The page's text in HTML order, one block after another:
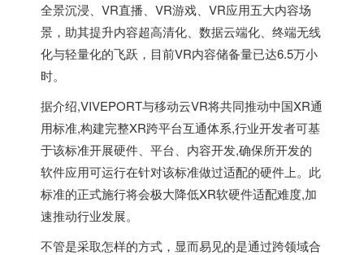
全景沉浸、VR直播、VR游戏、VR应用五大内容场
景，助其提升内容超高清化、数据云端化、终端无线
化与轻量化的飞跃，目前VR内容储备量已达6.5万小
时。
据介绍,VIVEPORT与移动云VR将共同推动中国XR通
用标准,构建完整XR跨平台互通体系,行业开发者可基
于该标准开展硬件、平台、内容开发,确保所开发的
软件应用可运行在针对该标准做过适配的硬件上。此
标准的正式施行将会极大降低XR软硬件适配难度,加
速推动行业发展。
不管是采取怎样的方式，显而易见的是通过跨领域合